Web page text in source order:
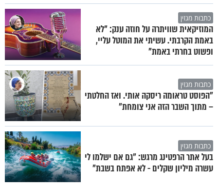
כתבות מגזין
המוזיקאית שוויתרה על חוזה ענק: "לא
באמת הקרבתי. עשיתי את המוטל עליי,
ופשוט בחרתי באמת"
כתבות מגזין
"הפוסט טראומה ריסקה אותי. ואז החלטתי
– מתוך השבר הזה אני צומחת"
כתבות מגזין
בעל אתר הרפטינג מרגש: "גם אם ישלמו לי
עשרה מיליון שקלים - לא אפתח בשבת"